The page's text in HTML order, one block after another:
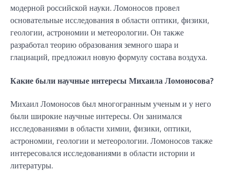
модерной российской науки. Ломоносов провел
основательные исследования в области оптики, физики,
геологии, астрономии и метеорологии. Он также
разработал теорию образования земного шара и
глациаций, предложил новую формулу состава воздуха.
Какие были научные интересы Михаила Ломоносова?
Михаил Ломоносов был многогранным ученым и у него
были широкие научные интересы. Он занимался
исследованиями в области химии, физики, оптики,
астрономии, геологии и метеорологии. Ломоносов также
интересовался исследованиями в области истории и
литературы.